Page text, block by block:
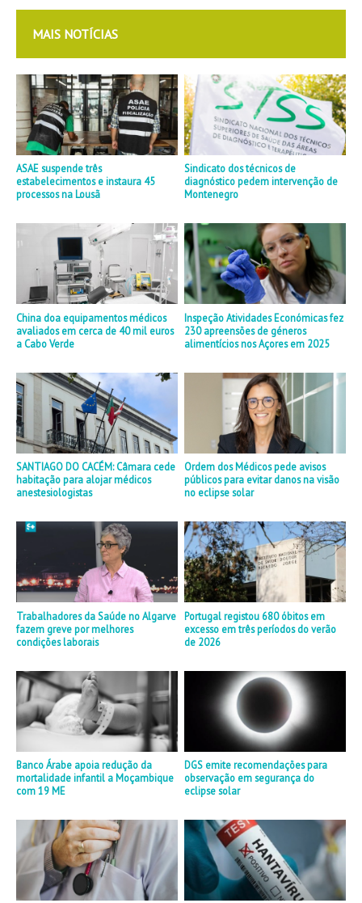
MAIS NOTÍCIAS
ASAE suspende três
estabelecimentos e instaura 45
processos na Lousã
Sindicato dos técnicos de
diagnóstico pedem intervenção de
Montenegro
China doa equipamentos médicos
avaliados em cerca de 40 mil euros
a Cabo Verde
Inspeção Atividades Económicas fez
230 apreensões de géneros
alimentícios nos Açores em 2025
SANTIAGO DO CACÉM: Câmara cede
habitação para alojar médicos
anestesiologistas
Ordem dos Médicos pede avisos
públicos para evitar danos na visão
no eclipse solar
Trabalhadores da Saúde no Algarve
fazem greve por melhores
condições laborais
Portugal registou 680 óbitos em
excesso em três períodos do verão
de 2026
Banco Árabe apoia redução da
mortalidade infantil a Moçambique
com 19 ME
DGS emite recomendações para
observação em segurança do
eclipse solar